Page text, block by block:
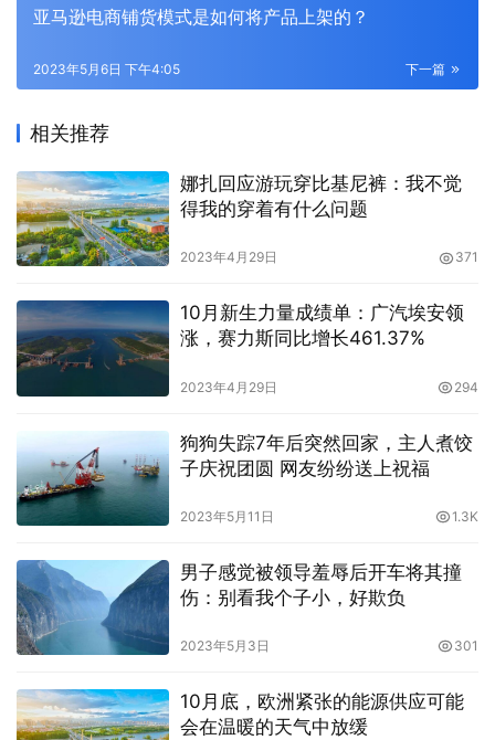
亚马逊电商铺货模式是如何将产品上架的？
下一篇
2023年5月6日 下午4:05
相关推荐
娜扎回应游玩穿比基尼裤：我不觉
得我的穿着有什么问题
2023年4月29日 371
10月新生力量成绩单：广汽埃安领
涨，赛力斯同比增长461.37%
2023年4月29日 294
狗狗失踪7年后突然回家，主人煮饺
子庆祝团圆 网友纷纷送上祝福
2023年5月11日 1.3K
男子感觉被领导羞辱后开车将其撞
伤：别看我个子小，好欺负
2023年5月3日 301
10月底，欧洲紧张的能源供应可能
会在温暖的天气中放缓